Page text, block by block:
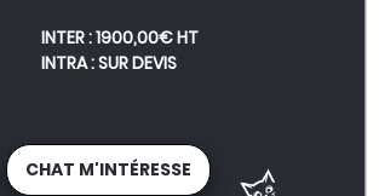
INTER : 1900,00€ HT
INTRA : SUR DEVIS
CHAT M'INTÉRESSE